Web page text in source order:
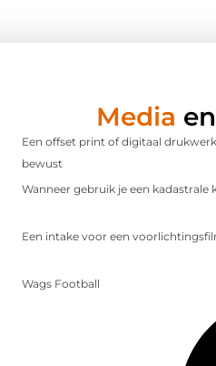
Media
Een offset print of digitaal
bewust
Wanneer gebruik je een kadastrale
Een intake voor een
Wags Football